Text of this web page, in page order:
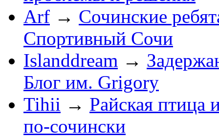
Arf → Сочинские
Спортивный Сочи
Islanddream →
Блог им. Grigory
Tihii → Райская птица
по-cочински